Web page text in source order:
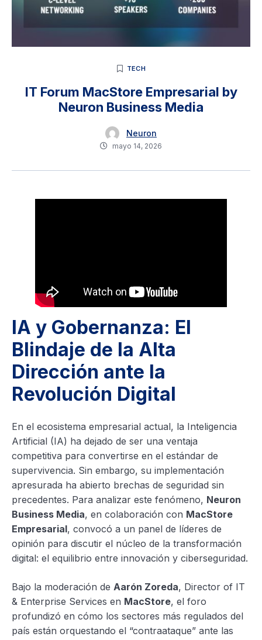
TECH
IT Forum MacStore Empresarial by
Neuron Business Media
Neuron
mayo 14, 2026
IA y Gobernanza: El
Blindaje de la Alta
Dirección ante la
Revolución Digital
En el ecosistema empresarial actual, la Inteligencia
Artificial (IA) ha dejado de ser una ventaja
competitiva para convertirse en el estándar de
supervivencia. Sin embargo, su implementación
apresurada ha abierto brechas de seguridad sin
precedentes. Para analizar este fenómeno, Neuron
Business Media, en colaboración con MacStore
Empresarial, convocó a un panel de líderes de
opinión para discutir el núcleo de la transformación
digital: el equilibrio entre innovación y ciberseguridad.
Bajo la moderación de Aarón Zoreda, Director of IT
& Enterprise Services en MacStore, el foro
profundizó en cómo los sectores más regulados del
país están orquestando el “contraataque” ante las